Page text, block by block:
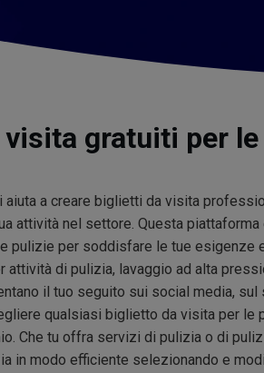
gratuiti per
aiuta a creare biglietti da visita
attività nel settore. Questa
pulizie per soddisfare le tue esigenze
di pulizia, lavaggio ad alta
il tuo seguito sui social media, sul
qualsiasi biglietto da visita per le
Che tu offra servizi di pulizia o di
in modo efficiente selezionando e